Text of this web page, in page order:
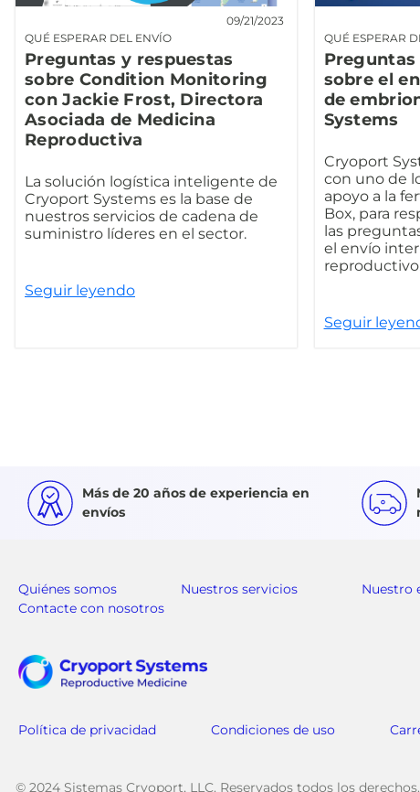
QUÉ ESPERAR DEL ENVÍO
09/21/2023
Preguntas y respuestas
sobre Condition Monitoring
con Jackie Frost, Directora
Asociada de Medicina
Reproductiva
La solución logística inteligente de
Cryoport Systems es la base de
nuestros servicios de cadena de
suministro líderes en el sector.
Seguir leyendo
QUÉ ESPERAR
Preguntas
sobre el
de
Systems
Cryoport
con uno de
apoyo a la
Box, para
las
el envío
Seguir
Más de 20 años de experiencia en
envíos
Quiénes somos Nuestros servicios Nuestro
Contacte con nosotros
Política de privacidad Condiciones de uso
© 2024 Sistemas Cryoport, LLC. Reservados todos los derechos.